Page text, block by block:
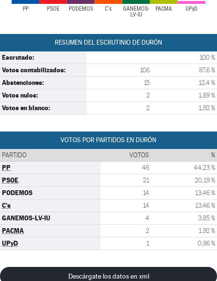
PP PSOE PODEMOS C's
GANEMOS-
LV-IU
PACMA UPyD
RESUMEN DEL ESCRUTINIO DE DURÓN
Escrutado: 100 %
Votos contabilizados: 106 87,6 %
Abstenciones: 15 12,4 %
Votos nulos: 2 1,89 %
Votos en blanco: 2 1,92 %
VOTOS POR PARTIDOS EN DURÓN
PARTIDO VOTOS %
PP 46 44,23 %
PSOE 21 20,19 %
PODEMOS 14 13,46 %
C's 14 13,46 %
GANEMOS-LV-IU 4 3,85 %
PACMA 2 1,92 %
UPyD 1 0,96 %
Descárgate los datos en xml